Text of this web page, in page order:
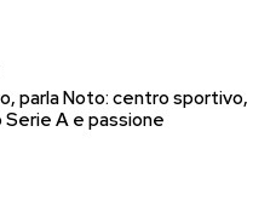
parla Noto: centro sportivo,
A e passione